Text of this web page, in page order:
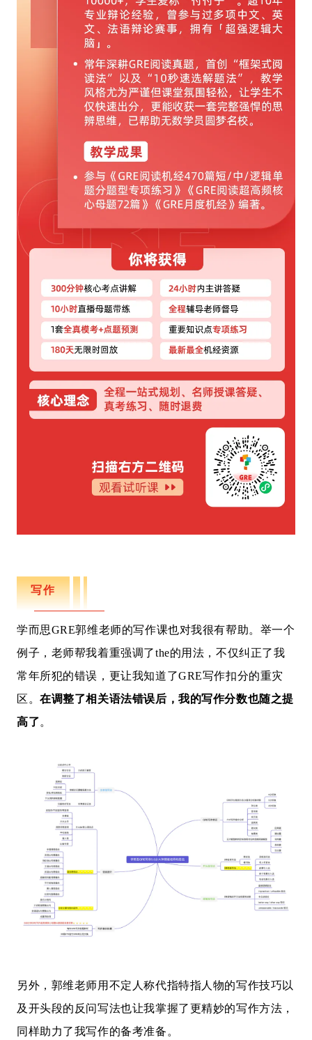
写作
学而思GRE郭维老师的写作课也对我很有帮助。举一个
例子，老师帮我着重强调了the的用法，不仅纠正了我
常年所犯的错误，更让我知道了GRE写作扣分的重灾
区。在调整了相关语法错误后，我的写作分数也随之提
高了。
另外，郭维老师用不定人称代指特指人物的写作技巧以
及开头段的反问写法也让我掌握了更精妙的写作方法，
同样助力了我写作的备考准备。